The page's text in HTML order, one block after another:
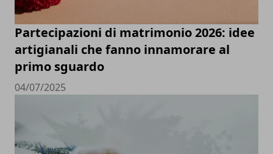
Partecipazioni di matrimonio 2026: idee
artigianali che fanno innamorare al
primo sguardo
04/07/2025